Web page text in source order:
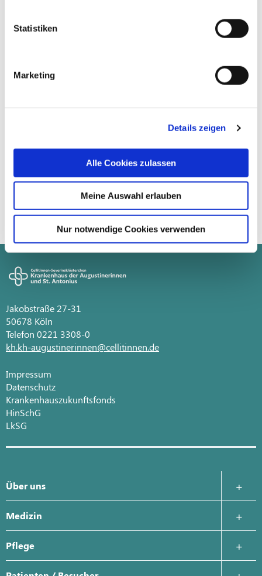
Statistiken
Marketing
Details zeigen
Alle Cookies zulassen
Meine Auswahl erlauben
Nur notwendige Cookies verwenden
Impressum
Kein Ereignis gefunden! Es gibt keine gültige
Fallback-PID (Liste) im Detail-Plugin
Jakobstraße 27-31
50678 Köln
Telefon 0221 3308-0
kh.kh-augustinerinnen@cellitinnen.de
Impressum
Datenschutz
Krankenhauszukunftsfonds
HinSchG
LkSG
Über uns
Krankenhausleitung
Geschichte
Medizin
Zentrale Notaufnahme
Pflege
Ansprechpartner